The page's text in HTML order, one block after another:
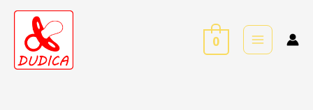
Skip
content
0